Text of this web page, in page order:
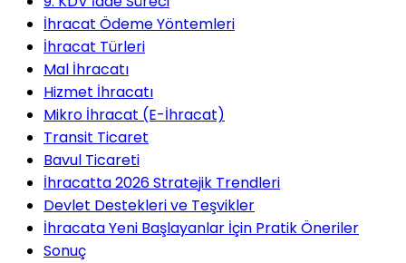
İhracat Ödeme Yöntemleri
İhracat Türleri
Mal İhracatı
Hizmet İhracatı
Mikro İhracat (E-İhracat)
Transit Ticaret
Bavul Ticareti
İhracatta 2026 Stratejik Trendleri
Devlet Destekleri ve Teşvikler
İhracata Yeni Başlayanlar İçin Pratik Öneriler
Sonuç